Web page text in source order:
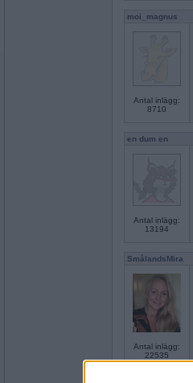
moi_magnus
Antal inlägg:
8710
en dum en
Antal inlägg:
13194
SmålandsMira
Antal inlägg:
22535